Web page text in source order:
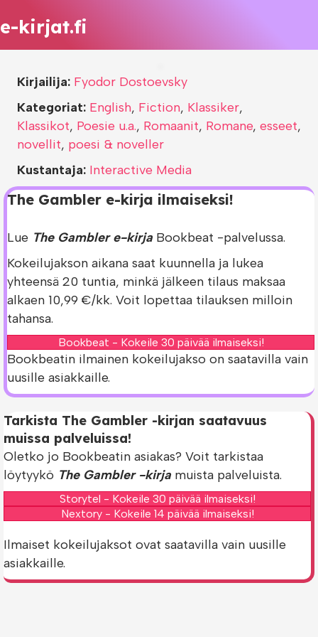
e-kirjat.fi
The Gambler e-kirja ilmaiseksi!
Lue The Gambler e-kirja Bookbeat -palvelussa.
Kokeilujakson aikana saat kuunnella ja lukea
yhteensä 20 tuntia, minkä jälkeen tilaus maksaa
alkaen 10,99 €/kk. Voit lopettaa tilauksen milloin
tahansa.
Bookbeat - Kokeile 30 päivää ilmaiseksi!
Bookbeatin ilmainen kokeilujakso on saatavilla vain
uusille asiakkaille.
Kirjailija: Fyodor Dostoevsky
Kategoriat: English, Fiction, Klassiker,
Klassikot, Poesie u.a., Romaanit, Romane, esseet,
novellit, poesi & noveller
Kustantaja: Interactive Media
Tarkista The Gambler -kirjan saatavuus
muissa palveluissa!
Oletko jo Bookbeatin asiakas? Voit tarkistaa
löytyykö The Gambler -kirja muista palveluista.
Storytel - Kokeile 30 päivää ilmaiseksi!
Nextory - Kokeile 14 päivää ilmaiseksi!
Ilmaiset kokeilujaksot ovat saatavilla vain uusille
asiakkaille.